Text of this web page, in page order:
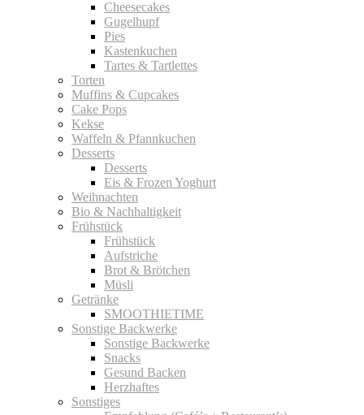
Cheesecakes
Gugelhupf
Pies
Kastenkuchen
Tartes & Tartlettes
Torten
Muffins & Cupcakes
Cake Pops
Kekse
Waffeln & Pfannkuchen
Desserts
Desserts
Eis & Frozen Yoghurt
Weihnachten
Bio & Nachhaltigkeit
Frühstück
Frühstück
Aufstriche
Brot & Brötchen
Müsli
Getränke
SMOOTHIETIME
Sonstige Backwerke
Sonstige Backwerke
Snacks
Gesund Backen
Herzhaftes
Sonstiges